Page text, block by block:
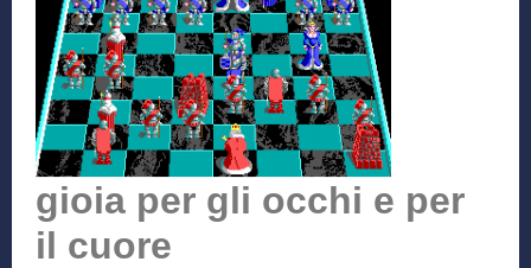
gioia per gli occhi e per
il cuore